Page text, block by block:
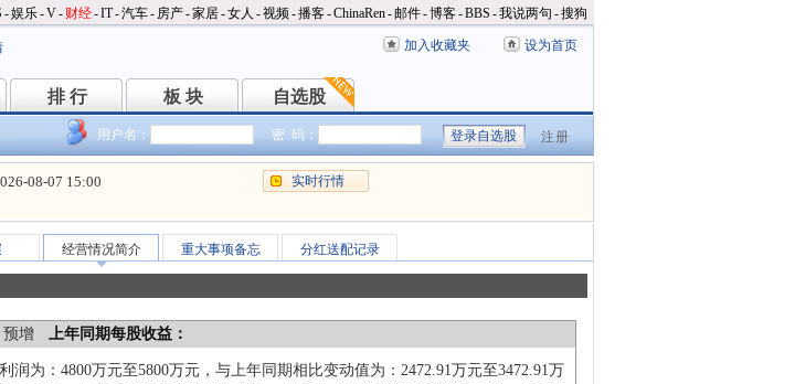
-娱乐-V- 财经-IT-汽车- 房产-家居-女人 -视频-播客-ChinaRen-邮件-博客-BBS -我说两句 -搜狗
加入收藏夹 设为首页
排 行
排 行 板 块
板 块 自选股
自选股
用户名： 密 码： 注册
08-07 15:00 实时行情
经营情况简介 重大事项备忘 分红送配记录
预增 上年同期每股收益：
润为：4800万元至5800万元，与上年同期相比变动值为：2472.91万元至3472.91万